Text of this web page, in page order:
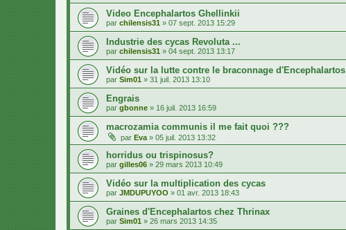
Video Encephalartos Ghellinkii
par chilensis31 » 07 sept. 2013 15:29
Industrie des cycas Revoluta ...
par chilensis31 » 04 sept. 2013 13:17
Vidéo sur la lutte contre le braconnage d'Encephalartos
par Sim01 » 31 juil. 2013 13:10
Engrais
par gbonne » 16 juil. 2013 16:59
macrozamia communis il me fait quoi ???
par Eva» 05 juil. 2013 13:32
horridus ou trispinosus?
par gilles06 » 29 mars 2013 10:49
Vidéo sur la multiplication des cycas
par JMDUPUYOO » 01 avr. 2013 18:43
Graines d'Encephalartos chez Thrinax
par Sim01 » 26 mars 2013 14:35